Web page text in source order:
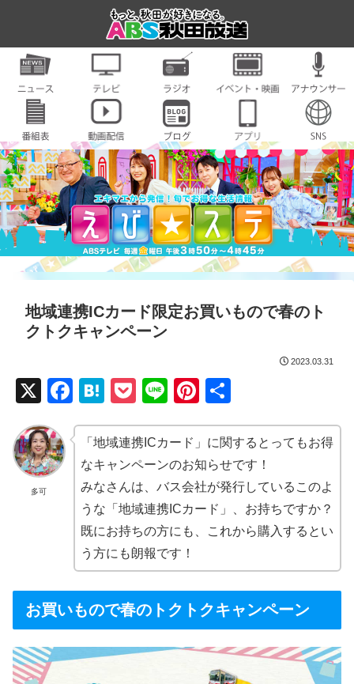
地域連携ICカード限定お買いもので春のト
クトクキャンペーン
2023.03.31
X
F
c
e
b
o
o
k
H
e
n
a
P
ck
et
Li
e
Pi
er
e
st
多可
「地域連携ICカード」に関するとってもお得
なキャンペーンのお知らせです！
みなさんは、バス会社が発行しているこのよ
うな「地域連携ICカード」、お持ちですか？
既にお持ちの方にも、これから購入するとい
う方にも朗報です！
お買いもので春のトクトクキャンペーン